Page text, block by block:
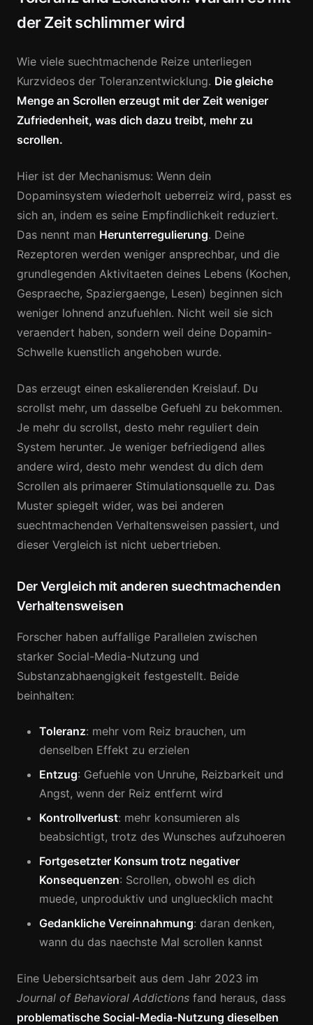
der Zeit schlimmer wird
Wie viele suechtmachende Reize unterliegen
Kurzvideos der Toleranzentwicklung. Die gleiche
Menge an Scrollen erzeugt mit der Zeit weniger
Zufriedenheit, was dich dazu treibt, mehr zu
scrollen.
Hier ist der Mechanismus: Wenn dein
Dopaminsystem wiederholt ueberreiz wird, passt es
sich an, indem es seine Empfindlichkeit reduziert.
Das nennt man Herunterregulierung. Deine
Rezeptoren werden weniger ansprechbar, und die
grundlegenden Aktivitaeten deines Lebens (Kochen,
Gespraeche, Spaziergaenge, Lesen) beginnen sich
weniger lohnend anzufuehlen. Nicht weil sie sich
veraendert haben, sondern weil deine Dopamin-
Schwelle kuenstlich angehoben wurde.
Das erzeugt einen eskalierenden Kreislauf. Du
scrollst mehr, um dasselbe Gefuehl zu bekommen.
Je mehr du scrollst, desto mehr reguliert dein
System herunter. Je weniger befriedigend alles
andere wird, desto mehr wendest du dich dem
Scrollen als primaerer Stimulationsquelle zu. Das
Muster spiegelt wider, was bei anderen
suechtmachenden Verhaltensweisen passiert, und
dieser Vergleich ist nicht uebertrieben.
Der Vergleich mit anderen suechtmachenden
Verhaltensweisen
Forscher haben auffallige Parallelen zwischen
starker Social-Media-Nutzung und
Substanzabhaengigkeit festgestellt. Beide
beinhalten:
Toleranz: mehr vom Reiz brauchen, um
denselben Effekt zu erzielen
Entzug: Gefuehle von Unruhe, Reizbarkeit und
Angst, wenn der Reiz entfernt wird
Kontrollverlust: mehr konsumieren als
beabsichtigt, trotz des Wunsches aufzuhoeren
Fortgesetzter Konsum trotz negativer
Konsequenzen: Scrollen, obwohl es dich
muede, unproduktiv und ungluecklich macht
Gedankliche Vereinnahmung: daran denken,
wann du das naechste Mal scrollen kannst
Eine Uebersichtsarbeit aus dem Jahr 2023 im
Journal of Behavioral Addictions fand heraus, dass
problematische Social-Media-Nutzung dieselben